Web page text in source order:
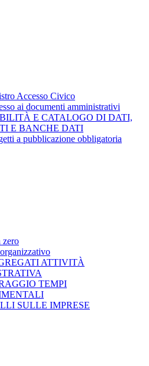
Accesso Civico
ai documenti amministrativi
E CATALOGO DI DATI,
E BANCHE DATI
a pubblicazione obbligatoria
zero
ATTIVITÀ
TEMPI
SULLE IMPRESE